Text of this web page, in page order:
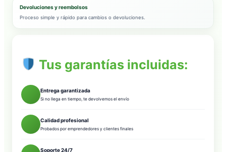
Devoluciones y reembolsos
Proceso simple y rápido para cambios o devoluciones.
Tus garantías incluidas:
Entrega garantizada
Si no llega en tiempo, te devolvemos el envío
Calidad profesional
Probados por emprendedores y clientes finales
Soporte 24/7